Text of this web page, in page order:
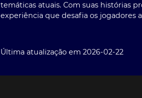
temáticas atuais. Com suas histórias
experiência que desafia os jogadores
Última atualização em 2026-02-22